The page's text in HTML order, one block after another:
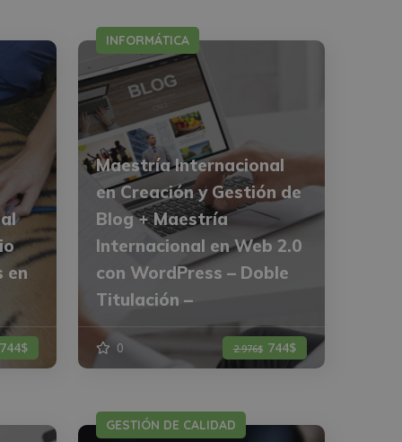
en
744$
INFORMÁTICA
Maestría Internacional
en Creación y Gestión de
Blog + Maestría
Internacional en Web 2.0
con WordPress – Doble
Titulación –
0 2.976$ 744$
GESTIÓN DE CALIDAD